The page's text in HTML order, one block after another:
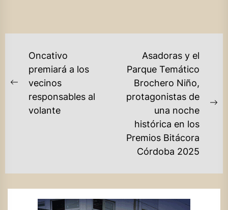
NAVEGACIÓN
ENTRADAS
Previous
post:
Oncativo
premiará a los
vecinos
responsables al
volante
Asadoras y el
Parque Temático
Brochero Niño,
protagonistas de
una noche
histórica en los
Premios Bitácora
Córdoba 2025